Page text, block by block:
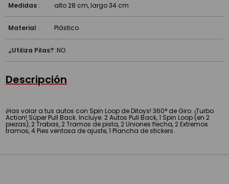
Medidas : alto 28 cm, largo 34 cm
Material : Plástico
¿Utiliza Pilas? :NO
Descripción
¡Has volar a tus autos con Spin Loop de Ditoys! 360° de Giro. ¡Turbo
Action! Súper Pull Back. Incluye: 2 Autos Pull Back, 1 Spin Loop (en 2
piezas), 2 Trabas, 2 Tramos de pista, 2 Uniones flecha, 2 Extremos
tramos, 4 Pies ventosa de ajuste, 1 Plancha de stickers.